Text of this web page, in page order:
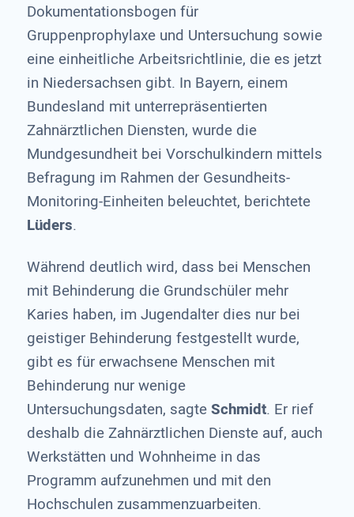
Dokumentationsbogen für
Gruppenprophylaxe und Untersuchung sowie
eine einheitliche Arbeitsrichtlinie, die es jetzt
in Niedersachsen gibt. In Bayern, einem
Bundesland mit unterrepräsentierten
Zahnärztlichen Diensten, wurde die
Mundgesundheit bei Vorschulkindern mittels
Befragung im Rahmen der Gesundheits-
Monitoring-Einheiten beleuchtet, berichtete
Lüders.
Während deutlich wird, dass bei Menschen
mit Behinderung die Grundschüler mehr
Karies haben, im Jugendalter dies nur bei
geistiger Behinderung festgestellt wurde,
gibt es für erwachsene Menschen mit
Behinderung nur wenige
Untersuchungsdaten, sagteSchmidt. Er rief
deshalb die Zahnärztlichen Dienste auf, auch
Werkstätten und Wohnheime in das
Programm aufzunehmen und mit den
Hochschulen zusammenzuarbeiten.